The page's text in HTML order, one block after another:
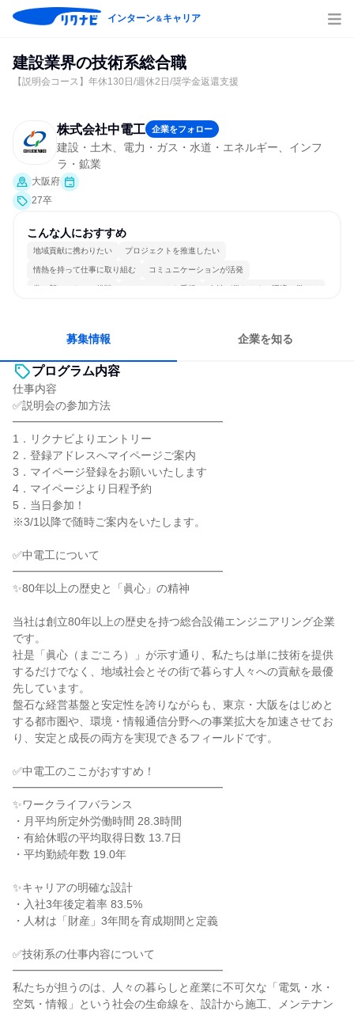
インターン＆キャリア
建設業界の技術系総合職
【説明会コース】年休130日/週休2日/奨学金返還支援
株式会社中電工 企業をフォロー
建設・土木、電力・ガス・水道・エネルギー、インフ
ラ・鉱業
大阪府
27卒
こんな人におすすめ
地域貢献に携わりたい プロジェクトを推進したい
情熱を持って仕事に取り組む コミュニケーションが活発
常に新しいものに挑戦 チームワークを重視 女性が働きやすい環境で働ける
募集情報 企業を知る
プログラム内容
仕事内容
✅説明会の参加方法
━━━━━━━━━━━━━━━━━━━
1．リクナビよりエントリー
2．登録アドレスへマイページご案内
3．マイページ登録をお願いいたします
4．マイページより日程予約
5．当日参加！
※3/1以降で随時ご案内をいたします。
✅中電工について
━━━━━━━━━━━━━━━━━━━
✨80年以上の歴史と「眞心」の精神
当社は創立80年以上の歴史を持つ総合設備エンジニアリング企業
です。
社是「眞心（まごころ）」が示す通り、私たちは単に技術を提供
するだけでなく、地域社会とその街で暮らす人々への貢献を最優
先しています。
盤石な経営基盤と安定性を誇りながらも、東京・大阪をはじめと
する都市圏や、環境・情報通信分野への事業拡大を加速させてお
り、安定と成長の両方を実現できるフィールドです。
✅中電工のここがおすすめ！
━━━━━━━━━━━━━━━━━━━
✨ワークライフバランス
・月平均所定外労働時間 28.3時間
・有給休暇の平均取得日数 13.7日
・平均勤続年数 19.0年
✨キャリアの明確な設計
・入社3年後定着率 83.5%
・人材は「財産」3年間を育成期間と定義
✅技術系の仕事内容について
━━━━━━━━━━━━━━━━━━━
私たちが担うのは、人々の暮らしと産業に不可欠な「電気・水・
空気・情報」という社会の生命線を、設計から施工、メンテナン